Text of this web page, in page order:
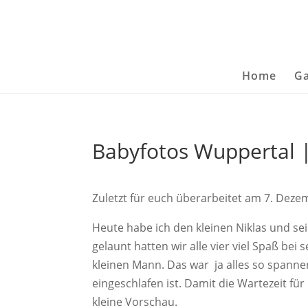
Home
Babyfotos
Zuletzt für euch überarbeitet am 7.
Heute habe ich den kleinen Niklas und
gelaunt hatten wir alle vier viel Spaß bei
kleinen Mann. Das war ja alles so
eingeschlafen ist. Damit die Wartezeit
kleine Vorschau.